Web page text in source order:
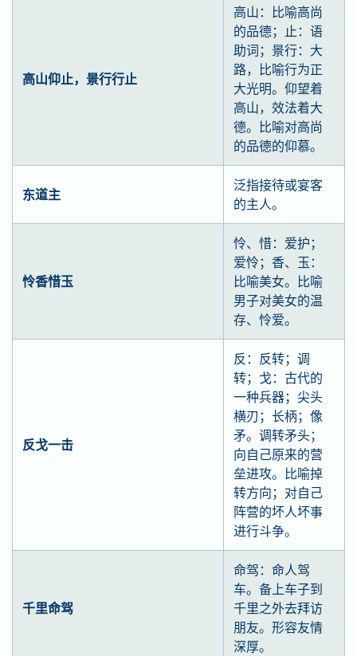
高山仰止，景行行止
高山：比喻高尚
的品德；止：语
助词；景行：大
路，比喻行为正
大光明。仰望着
高山，效法着大
德。比喻对高尚
的品德的仰慕。
东道主
泛指接待或宴客
的主人。
怜香惜玉
怜、惜：爱护；
爱怜；香、玉：
比喻美女。比喻
男子对美女的温
存、怜爱。
反戈一击
反：反转；调
转；戈：古代的
一种兵器；尖头
横刃；长柄；像
矛。调转矛头；
向自己原来的营
垒进攻。比喻掉
转方向；对自己
阵营的坏人坏事
进行斗争。
千里命驾
命驾：命人驾
车。备上车子到
千里之外去拜访
朋友。形容友情
深厚。